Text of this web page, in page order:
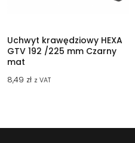
Uchwyt krawędziowy HEXA
GTV 192 /225 mm Czarny
mat
8,49 zł z VAT